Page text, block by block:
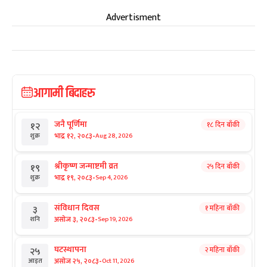
Advertisment
आगामी बिदाहरु
१२
शुक्र
जनै पूर्णिमा
भाद्र १२, २०८३-Aug 28, 2026
१८ दिन बाँकी
१९
शुक्र
श्रीकृष्ण जन्माष्टमी व्रत
भाद्र १९, २०८३-Sep 4, 2026
२५ दिन बाँकी
३
शनि
संविधान दिवस
असोज ३, २०८३-Sep 19, 2026
१ महिना बाँकी
२५
आइत
घटस्थापना
असोज २५, २०८३-Oct 11, 2026
२ महिना बाँकी